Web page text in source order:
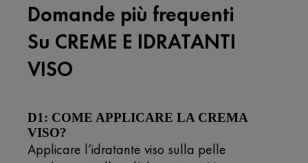
Domande più frequenti
Su CREME E IDRATANTI
VISO
D1: COME APPLICARE LA CREMA
VISO?
Applicare l’idratante viso sulla pelle